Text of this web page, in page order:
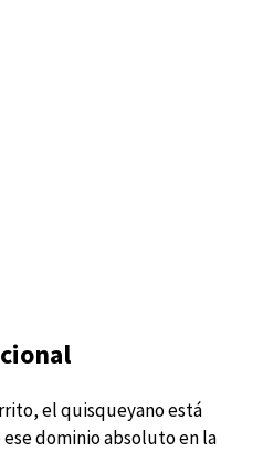
el quisqueyano está
dominio absoluto en la